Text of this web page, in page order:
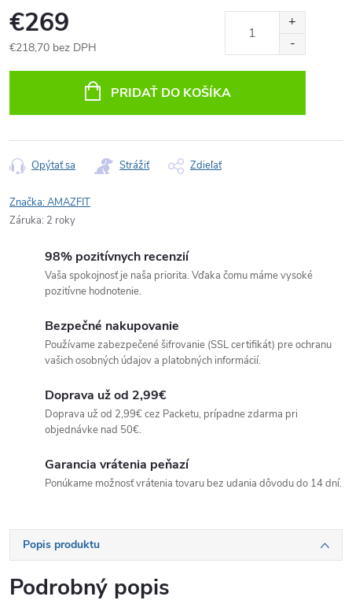
€269
€218,70 bez DPH
PRIDAŤ DO KOŠÍKA
Opýtať sa Strážiť Zdieľať
Značka:AMAZFIT
Záruka: 2 roky
98% pozitívnych recenzií
Vaša spokojnosť je naša priorita. Vďaka čomu máme vysoké
pozitívne hodnotenie.
Bezpečné nakupovanie
Používame zabezpečené šifrovanie (SSL certifikát) pre ochranu
vašich osobných údajov a platobných informácií.
Doprava už od 2,99€
Doprava už od 2,99€ cez Packetu, prípadne zdarma pri
objednávke nad 50€.
Garancia vrátenia peňazí
Ponúkame možnosť vrátenia tovaru bez udania dôvodu do 14 dní.
Popis produktu
Podrobný popis